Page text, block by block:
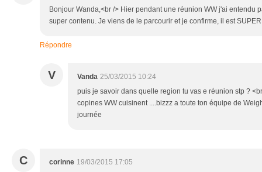
Bonjour Wanda,<br /> Hier pendant une réunion WW j'ai entendu
super contenu. Je viens de le parcourir et je confirme, il est
Répondre
V Vanda 25/03/2015 10:24
puis je savoir dans quelle region tu vas e réunion stp ?
copines WW cuisinent ....bizzz a toute ton équipe de
journée
C corinne 19/03/2015 17:05